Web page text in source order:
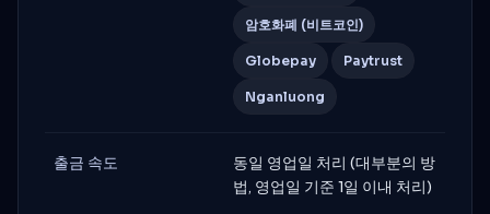
암호화폐 (비트코인)
Globepay Paytrust
Nganluong
출금 속도
동일 영업일 처리 (대부분의 방
법, 영업일 기준 1일 이내 처리)